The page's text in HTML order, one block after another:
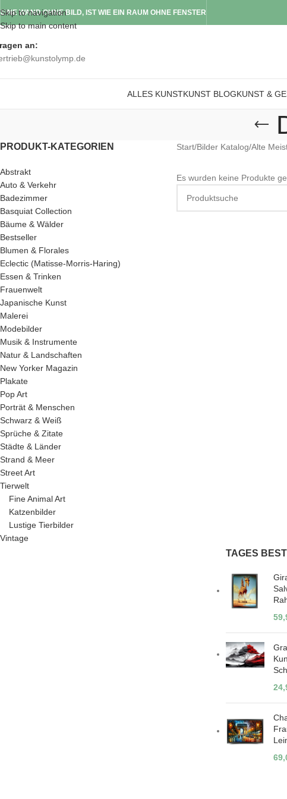
Skip to navigation
Skip to main content
EINE WAND OHNE BILD, IST WIE EIN RAUM OHNE FENSTER
an:
ALLES KUNSTKUNST BLOGKUNST &
PRODUKT-KATEGORIEN
Abstrakt
Auto & Verkehr
Badezimmer
Basquiat Collection
Bäume & Wälder
Bestseller
Blumen & Florales
Eclectic (Matisse-Morris-Haring)
Essen & Trinken
Frauenwelt
Japanische Kunst
Malerei
Modebilder
Musik & Instrumente
Natur & Landschaften
New Yorker Magazin
Plakate
Pop Art
Porträt & Menschen
Schwarz & Weiß
Sprüche & Zitate
Städte & Länder
Strand & Meer
Street Art
Tierwelt
Fine Animal Art
Katzenbilder
Lustige Tierbilder
Vintage
Start/Bilder Katalog/Alte
Es wurden keine Produkte
TAGES